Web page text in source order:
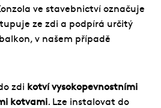
ve stavebnictví označuje
ze zdi a podpírá určitý
v našem případě
zdi kotví vysokopevnostními
kotvami. Lze instalovat do